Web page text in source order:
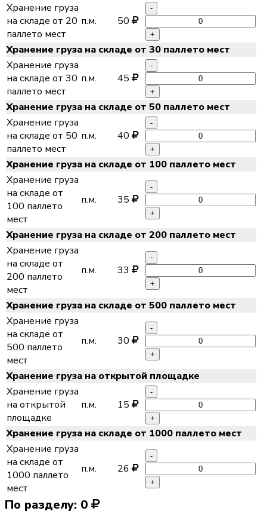
Хранение груза
на складе от 20
паллето мест
п.м. 50
-
+
Хранение груза на складе от 30 паллето мест
Хранение груза
на складе от 30
паллето мест
п.м. 45
-
+
Хранение груза на складе от 50 паллето мест
Хранение груза
на складе от 50
паллето мест
п.м. 40
-
+
Хранение груза на складе от 100 паллето мест
Хранение груза
на складе от
100 паллето
мест
п.м. 35
-
+
Хранение груза на складе от 200 паллето мест
Хранение груза
на складе от
200 паллето
мест
п.м. 33
-
+
Хранение груза на складе от 500 паллето мест
Хранение груза
на складе от
500 паллето
мест
п.м. 30
-
+
Хранение груза на открытой площадке
Хранение груза
на открытой
площадке
п.м. 15
-
+
Хранение груза на складе от 1000 паллето мест
Хранение груза
на складе от
1000 паллето
мест
п.м. 26
-
+
По разделу: 0